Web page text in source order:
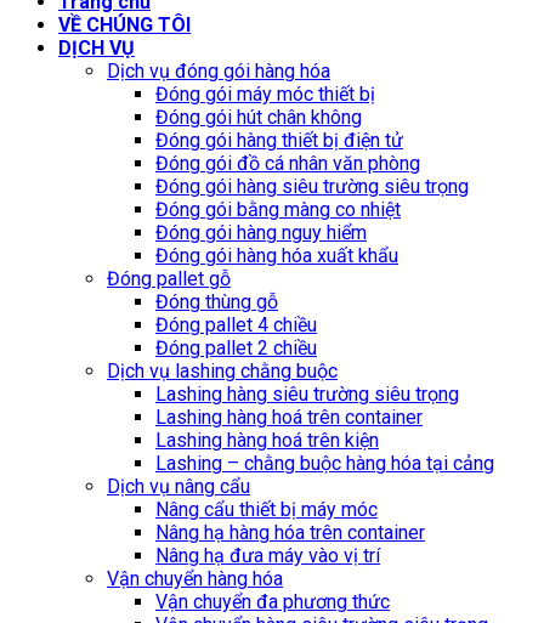
VỀ CHÚNG TÔI
DỊCH VỤ
Dịch vụ đóng gói hàng hóa
Đóng gói máy móc thiết bị
Đóng gói hút chân không
Đóng gói hàng thiết bị điện tử
Đóng gói đồ cá nhân văn phòng
Đóng gói hàng siêu trường siêu trọng
Đóng gói bằng màng co nhiệt
Đóng gói hàng nguy hiểm
Đóng gói hàng hóa xuất khẩu
Đóng pallet gỗ
Đóng thùng gỗ
Đóng pallet 4 chiều
Đóng pallet 2 chiều
Dịch vụ lashing chằng buộc
Lashing hàng siêu trường siêu trọng
Lashing hàng hoá trên container
Lashing hàng hoá trên kiện
Lashing – chằng buộc hàng hóa tại cảng
Dịch vụ nâng cẩu
Nâng cẩu thiết bị máy móc
Nâng hạ hàng hóa trên container
Nâng hạ đưa máy vào vị trí
Vận chuyển hàng hóa
Vận chuyển đa phương thức